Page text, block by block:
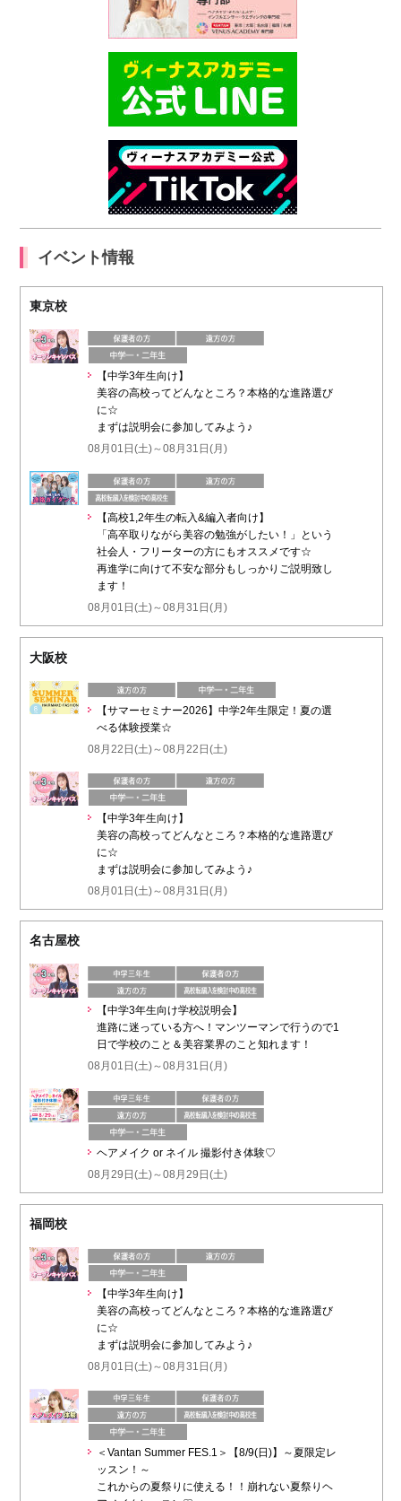
イベント情報
東京校
【中学3年生向け】
美容の高校ってどんなところ？本格的な進路選び
に☆
まずは説明会に参加してみよう♪
08月01日(土)～08月31日(月)
【高校1,2年生の転入&編入者向け】
「高卒取りながら美容の勉強がしたい！」という
社会人・フリーターの方にもオススメです☆
再進学に向けて不安な部分もしっかりご説明致し
ます！
08月01日(土)～08月31日(月)
大阪校
【サマーセミナー2026】中学2年生限定！夏の選
べる体験授業☆
08月22日(土)～08月22日(土)
【中学3年生向け】
美容の高校ってどんなところ？本格的な進路選び
に☆
まずは説明会に参加してみよう♪
08月01日(土)～08月31日(月)
名古屋校
【中学3年生向け学校説明会】
進路に迷っている方へ！マンツーマンで行うので1
日で学校のこと＆美容業界のこと知れます！
08月01日(土)～08月31日(月)
ヘアメイク or ネイル 撮影付き体験♡
08月29日(土)～08月29日(土)
福岡校
【中学3年生向け】
美容の高校ってどんなところ？本格的な進路選び
に☆
まずは説明会に参加してみよう♪
08月01日(土)～08月31日(月)
＜Vantan Summer FES.1＞【8/9(日)】～夏限定レ
ッスン！～
これからの夏祭りに使える！！崩れない夏祭りヘ